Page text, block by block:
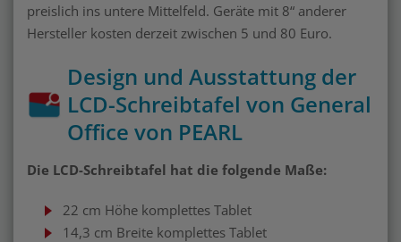
preislich ins untere Mittelfeld. Geräte mit 8“ anderer
Hersteller kosten derzeit zwischen 5 und 80 Euro.
Design und Ausstattung der
LCD-Schreibtafel von General
Office von PEARL
Die LCD-Schreibtafel hat die folgende Maße:
22 cm Höhe komplettes Tablet
14,3 cm Breite komplettes Tablet